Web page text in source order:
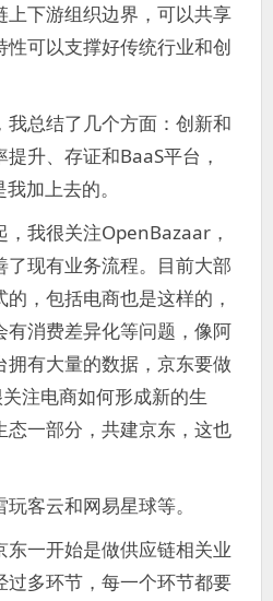
上下游组织边界，可以共享
可以支撑好传统行业和创
我总结了几个方面：创新和
升、存证和BaaS平台，
加上去的。
我很关注OpenBazaar，
现有业务流程。目前大部
，包括电商也是这样的，
有消费差异化等问题，像阿
拥有大量的数据，京东要做
注电商如何形成新的生
态一部分，共建京东，这也
客云和网易星球等。
一开始是做供应链相关业
过多环节，每一个环节都要